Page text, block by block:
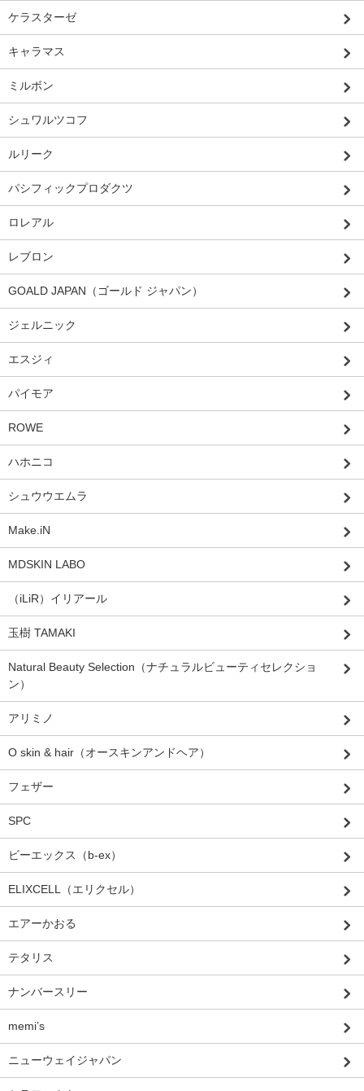
ケラスターゼ
キャラマス
ミルボン
シュワルツコフ
ルリーク
パシフィックプロダクツ
ロレアル
レブロン
GOALD JAPAN（ゴールド ジャパン）
ジェルニック
エスジィ
パイモア
ROWE
ハホニコ
シュウウエムラ
Make.iN
MDSKIN LABO
（iLiR）イリアール
玉樹 TAMAKI
Natural Beauty Selection（ナチュラルビューティセレクショ
ン）
アリミノ
O skin & hair（オースキンアンドヘア）
フェザー
SPC
ビーエックス（b-ex）
ELIXCELL（エリクセル）
エアーかおる
テタリス
ナンバースリー
memi’s
ニューウェイジャパン